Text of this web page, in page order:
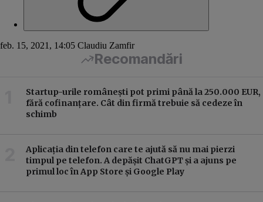
feb. 15, 2021, 14:05 Claudiu Zamfir
Recomandări
Startup-urile românești pot primi până la 250.000 EUR,
fără cofinanțare. Cât din firmă trebuie să cedeze în
schimb
Aplicația din telefon care te ajută să nu mai pierzi
timpul pe telefon. A depășit ChatGPT și a ajuns pe
primul loc în App Store și Google Play